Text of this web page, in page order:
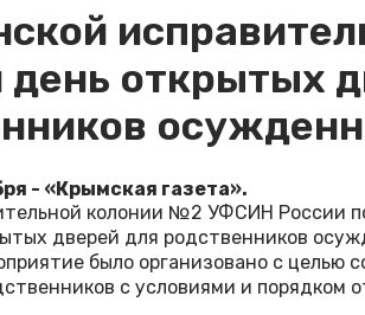
день открытых
- «Крымская газета».
колонии №2 УФСИН России
дверей для родственников
было организовано с целью
с условиями и порядком